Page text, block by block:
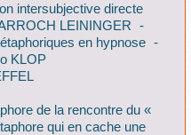
intersubjective directe
LEININGER -
en hypnose -
KLOP
de la rencontre du «
qui en cache une